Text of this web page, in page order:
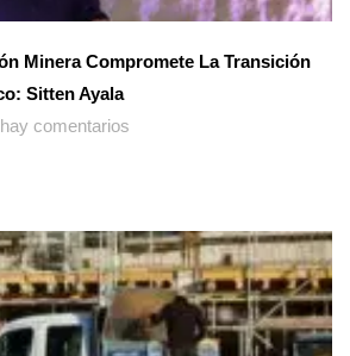
Minera Compromete La Transición
Sitten Ayala
comentarios